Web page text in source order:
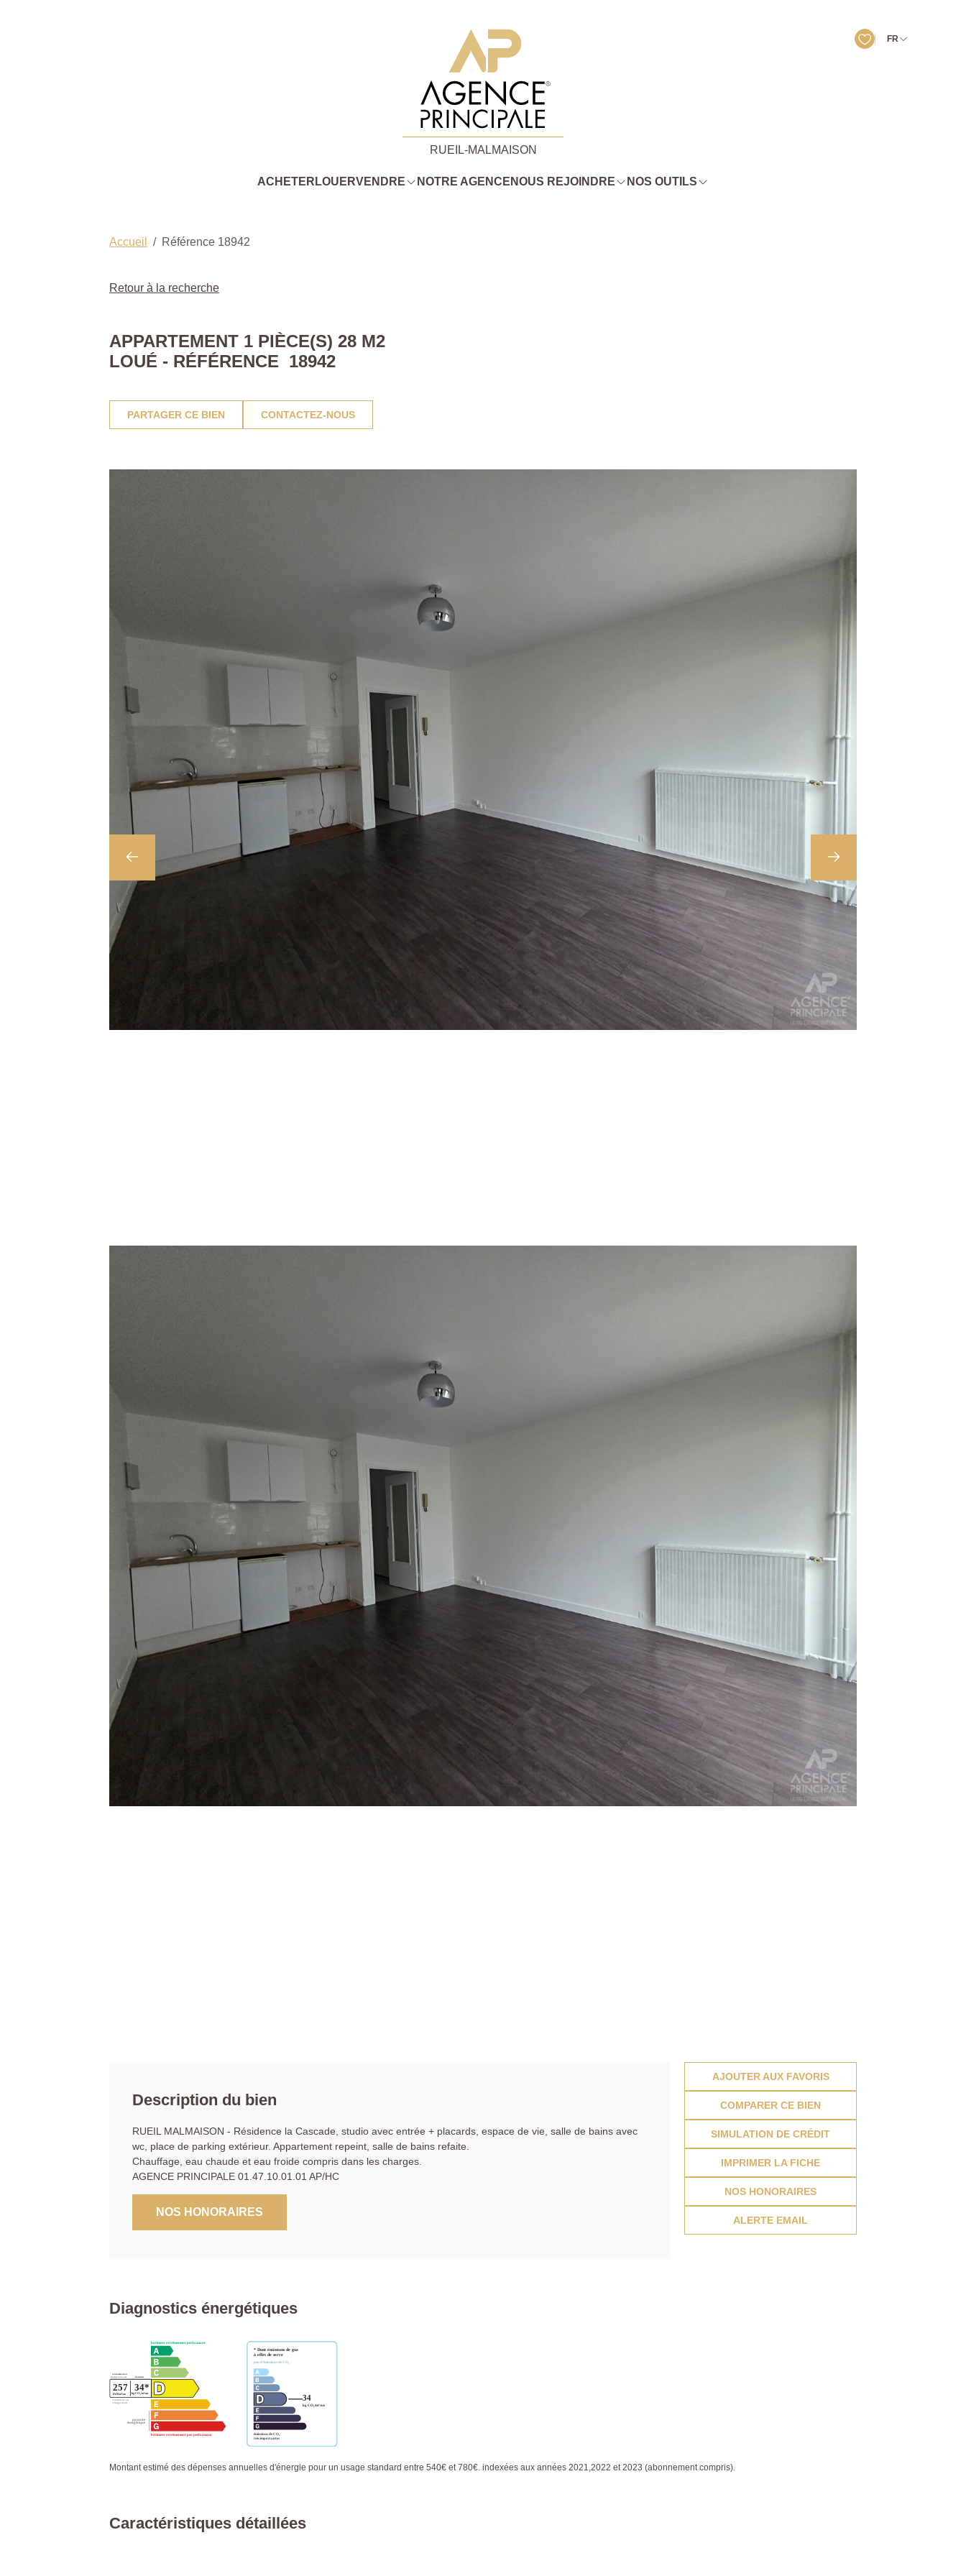
FR
RUEIL-MALMAISON
ACHETER LOUERVENDRE NOTRE AGENCE NOUS REJOINDRE NOS OUTILS
Accueil Référence 18942
Retour à la recherche
APPARTEMENT 1 PIÈCE(S) 28 M2
LOUÉ - RÉFÉRENCE 18942
PARTAGER CE BIEN CONTACTEZ-NOUS
Description du bien
RUEIL MALMAISON - Résidence la Cascade, studio avec entrée + placards, espace de vie, salle de bains avec
wc, place de parking extérieur. Appartement repeint, salle de bains refaite.
Chauffage, eau chaude et eau froide compris dans les charges.
AGENCE PRINCIPALE 01.47.10.01.01 AP/HC
NOS HONORAIRES
AJOUTER AUX FAVORIS
COMPARER CE BIEN
SIMULATION DE CRÉDIT
IMPRIMER LA FICHE
NOS HONORAIRES
ALERTE EMAIL
Diagnostics énergétiques
Montant estimé des dépenses annuelles d'énergie pour un usage standard entre 540€ et 780€. indexées aux années 2021,2022 et 2023 (abonnement compris).
Caractéristiques détaillées